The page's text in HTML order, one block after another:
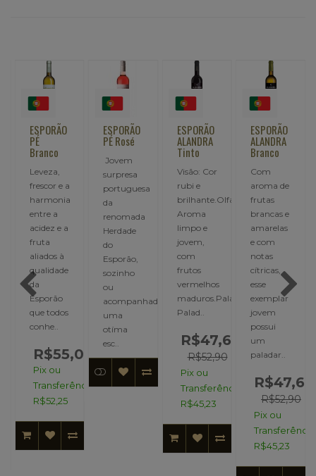
ESPORÃO
PÉ
Branco
Leveza,
frescor e a
harmonia
entre a
acidez e a
fruta
aliados à
qualidade
da
Esporão
que todos
conhe..
R$55,00
Pix ou
Transferência:
R$52,25
ESPORÃO
PÉ Rosé
Jovem
surpresa
portuguesa
da
renomada
Herdade
do
Esporão,
sozinho
ou
acompanhado
uma
otíma
esc..
ESPORÃO
ALANDRA
Tinto
Visão: Cor
rubi e
brilhante.Olfato:
Aroma
limpo e
jovem,
com
frutos
vermelhos
maduros.Paladar:
Palad..
R$47,61
R$52,90
Pix ou
Transferência:
R$45,23
ESPORÃO
ALANDRA
Branco
Com
aroma de
frutas
brancas e
amarelas
e com
notas
cítricas,
esse
exemplar
jovem
possui
um
paladar..
R$47,61
R$52,90
Pix ou
R$45,23